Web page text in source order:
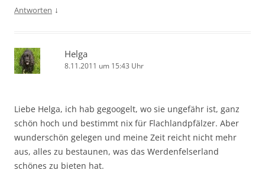
Antworten ↓
Helga
8.11.2011 um 15:43 Uhr
Liebe Helga, ich hab gegoogelt, wo sie ungefähr ist, ganz
schön hoch und bestimmt nix für Flachlandpfälzer. Aber
wunderschön gelegen und meine Zeit reicht nicht mehr
aus, alles zu bestaunen, was das Werdenfelserland
schönes zu bieten hat.